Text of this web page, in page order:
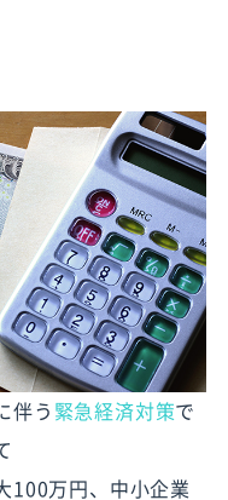
伴う 緊急経済対策で
100万円、中小企業